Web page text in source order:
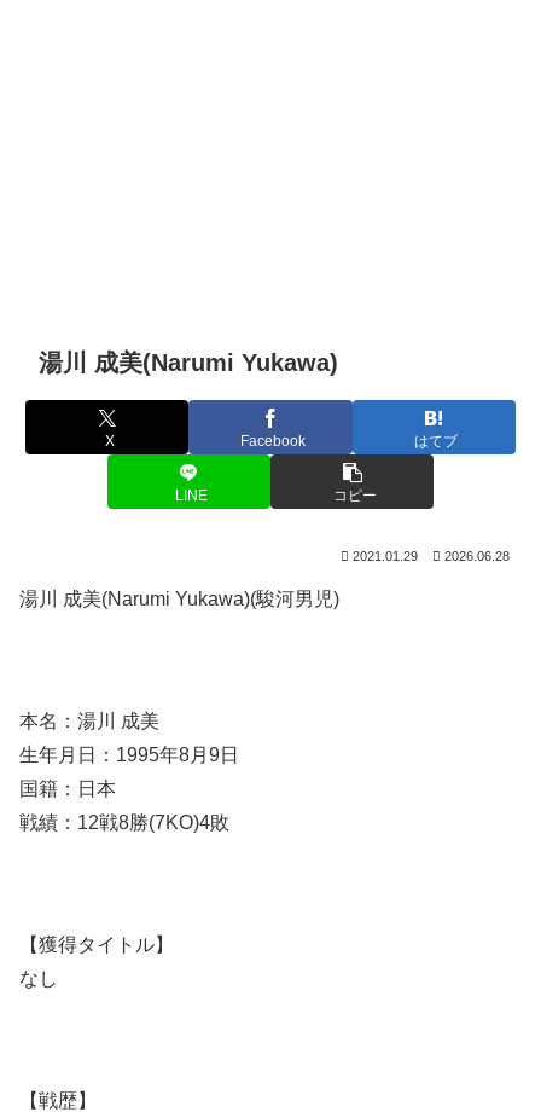
湯川 成美(Narumi Yukawa)
X Facebook はてブ
LINE コピー
2021.01.29 2026.06.28
湯川 成美(Narumi Yukawa)(駿河男児)
本名：湯川 成美
生年月日：1995年8月9日
国籍：日本
戦績：12戦8勝(7KO)4敗
【獲得タイトル】
なし
【戦歴】